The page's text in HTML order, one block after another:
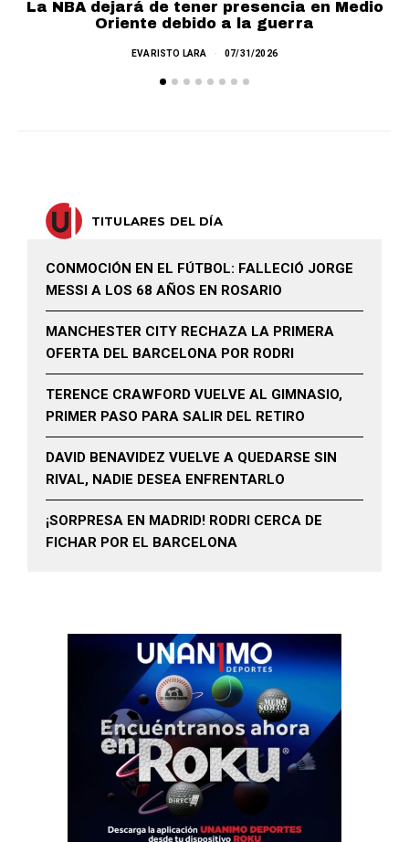
La NBA dejará de tener presencia en Medio
Oriente debido a la guerra
EVARISTO LARA 07/31/2026
TITULARES DEL DÍA
CONMOCIÓN EN EL FÚTBOL: FALLECIÓ JORGE
MESSI A LOS 68 AÑOS EN ROSARIO
MANCHESTER CITY RECHAZA LA PRIMERA
OFERTA DEL BARCELONA POR RODRI
TERENCE CRAWFORD VUELVE AL GIMNASIO,
PRIMER PASO PARA SALIR DEL RETIRO
DAVID BENAVIDEZ VUELVE A QUEDARSE SIN
RIVAL, NADIE DESEA ENFRENTARLO
¡SORPRESA EN MADRID! RODRI CERCA DE
FICHAR POR EL BARCELONA